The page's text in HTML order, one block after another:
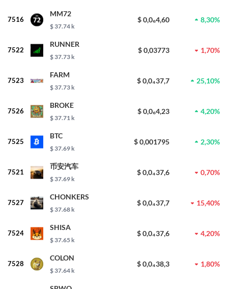
7516
MM72
$ 37.74 k
$ 0,0₆4,60 8,30%
7522
RUNNER
$ 37.73 k
$ 0,03773 1,70%
7523
FARM
$ 37.73 k
$ 0,0₄37,7 25,10%
7526
BROKE
$ 37.71 k
$ 0,0₆4,23 4,20%
7525
BTC
$ 37.69 k
$ 0,001795 2,30%
7521
币安汽车
$ 37.69 k
$ 0,0₄37,6 0,70%
7527
CHONKERS
$ 37.68 k
$ 0,0₄37,7 15,40%
7524
SHISA
$ 37.65 k
$ 0,0₄37,6 4,20%
7528
COLON
$ 37.64 k
$ 0,0₄38,3 1,80%